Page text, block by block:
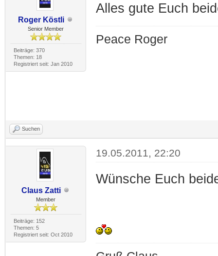
Roger Köstli
Senior Member
Beiträge: 370
Themen: 18
Registriert seit: Jan 2010
Alles gute Euch
Peace Roger
Suchen
Claus Zatti
Member
Beiträge: 152
Themen: 5
Registriert seit: Oct 2010
19.05.2011, 22:20
Wünsche Euch